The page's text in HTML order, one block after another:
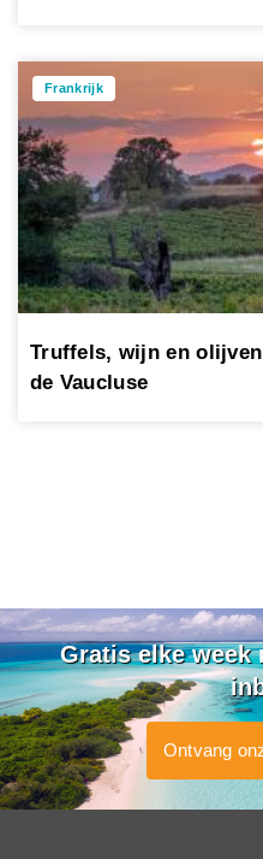
Frankrijk
Truffels, wijn en
de Vaucluse
Gratis elke
Ontvang